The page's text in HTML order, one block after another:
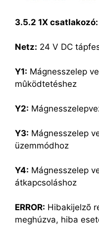
3.5.2 1X csatlakozó:
Netz: 24 V DC
Y1: Mágnesszelep
mûködtetéshez
Y2:
Y3: Mágnesszelep
üzemmódhoz
Y4: Mágnesszelep
átkapcsoláshoz
ERROR: Hibakijelzõ
meghúzva, hiba